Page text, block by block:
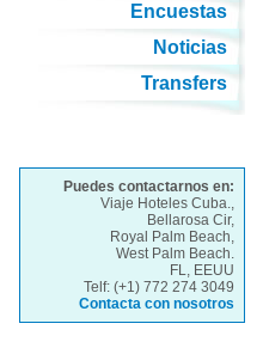
Encuestas
Noticias
Transfers
Puedes contactarnos en:
Viaje Hoteles Cuba.,
Bellarosa Cir,
Royal Palm Beach,
West Palm Beach.
FL, EEUU
Telf: (+1) 772 274 3049
Contacta con nosotros